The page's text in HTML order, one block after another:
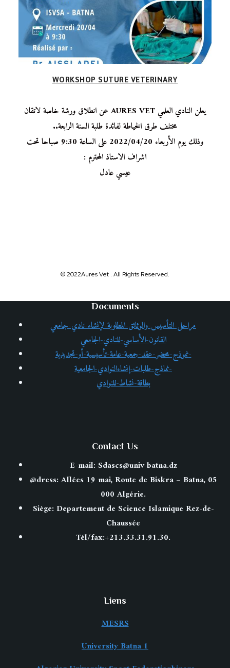
WORKSHOP SUTURE VETERINARY
يعلن النادي العلمي AURES VET عن انطلاق ورشة خاصة لاتقان
مختلف طرق الخياطة لفائدة طلبة السنة الرابعة..
وذلك يوم الأربعاء 2022/04/20 على الساعة 9:30 صباحا تحت
اشراف الاستاذ المحترم :
عيسي عادل
© 2022Aures Vet . All Rights Reserved.
Documents
مراحل-التأسيس-والوثائق-المطلوبة-لإنشاء-نادي-جامعي
القانون-الأساسي-للنادي-الجامعي
نموذج-محضر-عقد-جمعية-عامة-تأسيسية-أو-تجديدية-
نماذج-طلبات-إنشاءالنوادي-الجامعية-
بطاقة-نشاط-للنوادي
Contact Us
E-mail: Sdascs@univ-batna.dz
@dress: Allées 19 mai, Route de Biskra – Batna, 05
000 Algérie.
Siège: Departement de Science Islamique Rez-de-
Chaussée
Tél/fax:+213.33.31.91.30.
Liens
MESRS
University Batna 1